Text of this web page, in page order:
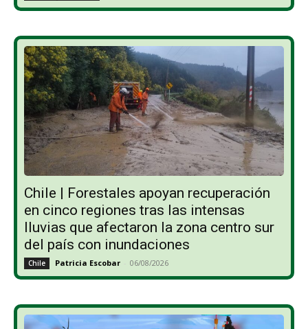
Chile | Forestales apoyan recuperación
en cinco regiones tras las intensas
lluvias que afectaron la zona centro sur
del país con inundaciones
Chile Patricia Escobar - 06/08/2026